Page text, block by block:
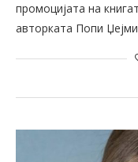
промоцијата на
авторката Попи